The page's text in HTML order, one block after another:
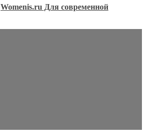
Womenis.ru Для современной